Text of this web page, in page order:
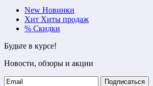
New Новинки
Хит Хиты продаж
% Скидки
Будьте в курсе!
Новости, обзоры и акции
Подписаться